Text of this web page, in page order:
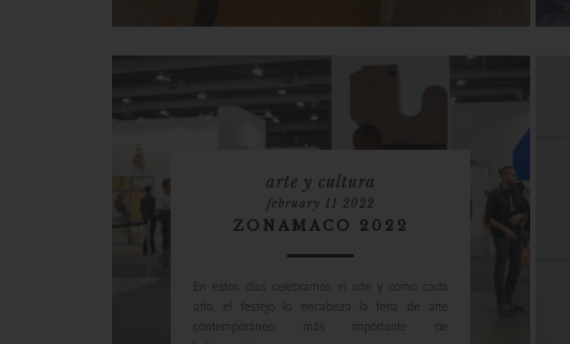
arte y cultura
february 11 2022
ZONAMACO 2022
En estos días celebramos el arte y como cada
año, el festejo lo encabeza la feria de arte
contemporáneo más importante de